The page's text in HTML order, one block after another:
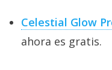
Celestial Glow
ahora es gratis.